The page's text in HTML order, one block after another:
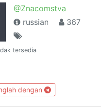
@Znacomstva
russian
367
tersedia
dengan